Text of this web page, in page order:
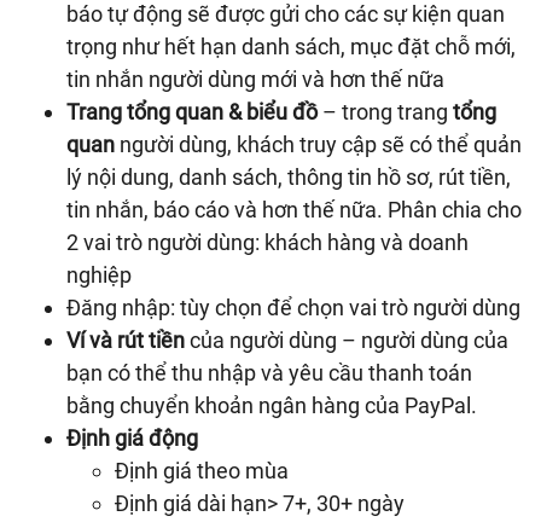
báo tự động sẽ được gửi cho các sự kiện quan
trọng như hết hạn danh sách, mục đặt chỗ mới,
tin nhắn người dùng mới và hơn thế nữa
Trang tổng quan & biểu đồ– trong trang tổng
quan người dùng, khách truy cập sẽ có thể quản
lý nội dung, danh sách, thông tin hồ sơ, rút ​​tiền,
tin nhắn, báo cáo và hơn thế nữa. Phân chia cho
2 vai trò người dùng: khách hàng và doanh
nghiệp
Đăng nhập: tùy chọn để chọn vai trò người dùng
Ví và rút tiềncủa người dùng – người dùng của
bạn có thể thu nhập và yêu cầu thanh toán
bằng chuyển khoản ngân hàng của PayPal.
Định giá động
Định giá theo mùa
Định giá dài hạn> 7+, 30+ ngày